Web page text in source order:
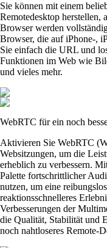
Sie können mit einem
Remotedesktop
Browser werden
Browser, die auf iPhone-,
Sie einfach die URL und
Funktionen im Web wie
und vieles mehr.
WebRTC für ein noch
Aktivieren Sie WebRTC
Websitzungen, um die
erheblich zu verbessern.
Palette fortschrittlicher
nutzen, um eine
reaktionsschnelleres
Verbesserungen der
die Qualität, Stabilität und
noch nahtloseres Remote-